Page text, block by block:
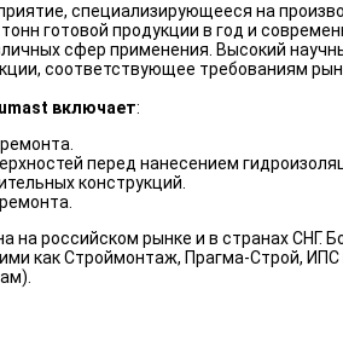
специализирующееся на
готовой продукции в год и
сфер применения. Высокий
соответствующее требованиям
включает:
перед нанесением
конструкций.
на российском рынке и в странах СНГ.
как Строймонтаж, Прагма-Строй,